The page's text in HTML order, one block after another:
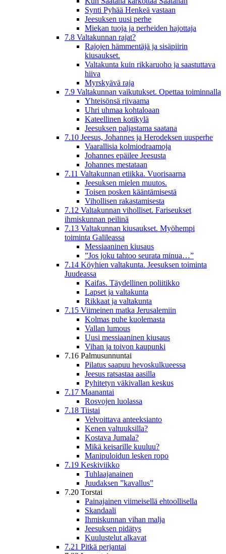
Synti Pyhää Henkeä vastaan
Jeesuksen uusi perhe
Miekan tuoja ja perheiden hajottaja
7.8 Valtakunnan rajat?
Rajojen hämmentäjä ja sisäpiirin
kiusaukset.
Valtakunta kuin rikkaruoho ja saastuttava
hiiva
Myrskyävä raja
7.9 Valtakunnan vaikutukset. Opettaa toiminnalla
Yhteisönsä riivaama
Uhri uhmaa kohtaloaan
Kateellinen kotikylä
Jeesuksen paljastama saatana
7.10 Jeesus, Johannes ja Herodeksen uusperhe
Vaarallisia kolmiodraamoja
Johannes epäilee Jeesusta
Johannes mestataan
7.11 Valtakunnan etiikka. Vuorisaarna
Jeesuksen mielen muutos.
Toisen posken kääntämisestä
Vihollisen rakastamisesta
7.12 Valtakunnan viholliset. Fariseukset
ihmiskunnan peilinä
7.13 Valtakunnan kiusaukset. Myöhempi
toiminta Galileassa
Messiaaninen kiusaus
”Jos joku tahtoo seurata minua…”
7.14 Köyhien valtakunta. Jeesuksen toiminta
Juudeassa
Kaifas. Täydellinen poliitikko
Lapset ja valtakunta
Rikkaat ja valtakunta
7.15 Viimeinen matka Jerusalemiin
Kolmas puhe kuolemasta
Vallan lumous
Uusi messiaaninen kiusaus
Vihan ja toivon kaupunki
7.16 Palmusunnuntai
Pilatus saapuu hevoskulkueessa
Jeesus ratsastaa aasilla
Pyhitetyn väkivallan keskus
7.17 Maanantai
Rosvojen luolassa
7.18 Tiistai
Velvoittava anteeksianto
Kenen valtuuksilla?
Kostava Jumala?
Mikä keisarille kuuluu?
Manipuloidun lesken ropo
7.19 Keskiviikko
Tuhlaajanainen
Juudaksen ”kavallus”
7.20 Torstai
Painajainen viimeisellä ehtoollisella
Skandaali
Ihmiskunnan vihan malja
Jeesuksen pidätys
Kuulustelut alkavat
7.21 Pitkä perjantai